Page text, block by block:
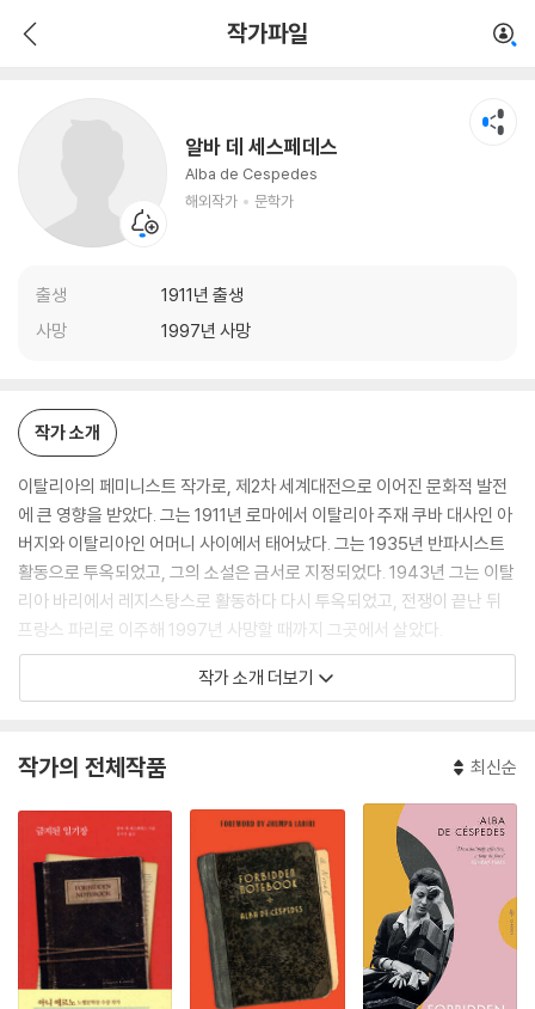
작가파일
알바 데 세스페데스
Alba de Cespedes
해외작가
문학가
출생
1911년 출생
사망
1997년 사망
작가 소개
이탈리아의 페미니스트 작가로, 제2차 세계대전으로 이어진 문화적 발전
에 큰 영향을 받았다. 그는 1911년 로마에서 이탈리아 주재 쿠바 대사인 아
버지와 이탈리아인 어머니 사이에서 태어났다. 그는 1935년 반파시스트
활동으로 투옥되었고, 그의 소설은 금서로 지정되었다. 1943년 그는 이탈
리아 바리에서 레지스탕스로 활동하다 다시 투옥되었고, 전쟁이 끝난 뒤
프랑스 파리로 이주해 1997년 사망할 때까지 그곳에서 살았다.
작가 소개 더보기
작가의 전체작품 최신순